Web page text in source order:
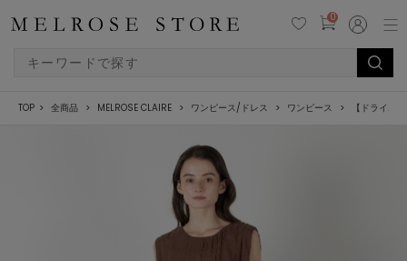
0
TOP 全商品 MELROSE CLAIRE ワンピース/ドレス ワンピース 【ドライボ